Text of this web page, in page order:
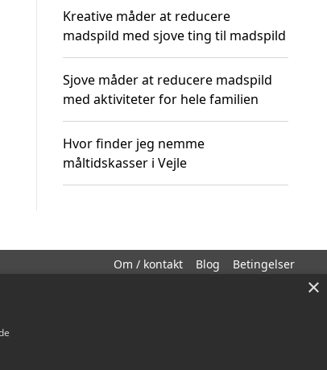
Kreative måder at reducere
madspild med sjove ting til madspild
Sjove måder at reducere madspild
med aktiviteter for hele familien
Hvor finder jeg nemme
måltidskasser i Vejle
Om / kontakt Blog Betingelser
×